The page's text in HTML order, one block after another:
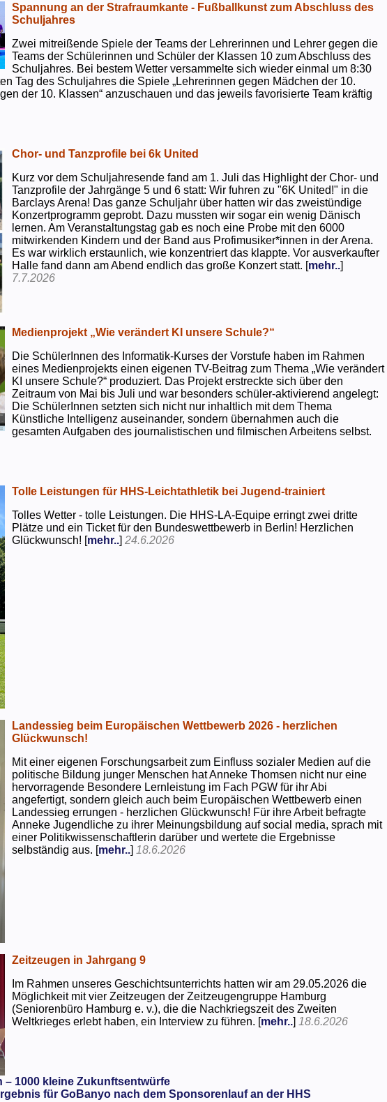
Spannung an der Strafraumkante - Fußballkunst zum Abschluss des
Schuljahres
Zwei mitreißende Spiele der Teams der Lehrerinnen und Lehrer gegen die
Teams der Schülerinnen und Schüler der Klassen 10 zum Abschluss des
Schuljahres. Bei bestem Wetter versammelte sich wieder einmal um 8:30
Tag des Schuljahres die Spiele „Lehrerinnen gegen Mädchen der 10.
der 10. Klassen“ anzuschauen und das jeweils favorisierte Team kräftig
Chor- und Tanzprofile bei 6k United
Kurz vor dem Schuljahresende fand am 1. Juli das Highlight der Chor- und
Tanzprofile der Jahrgänge 5 und 6 statt: Wir fuhren zu "6K United!" in die
Barclays Arena! Das ganze Schuljahr über hatten wir das zweistündige
Konzertprogramm geprobt. Dazu mussten wir sogar ein wenig Dänisch
lernen. Am Veranstaltungstag gab es noch eine Probe mit den 6000
mitwirkenden Kindern und der Band aus Profimusiker*innen in der Arena.
Es war wirklich erstaunlich, wie konzentriert das klappte. Vor ausverkaufter
Halle fand dann am Abend endlich das große Konzert statt. [mehr..]
7.7.2026
Medienprojekt „Wie verändert KI unsere Schule?“
Die SchülerInnen des Informatik-Kurses der Vorstufe haben im Rahmen
eines Medienprojekts einen eigenen TV-Beitrag zum Thema „Wie verändert
KI unsere Schule?“ produziert. Das Projekt erstreckte sich über den
Zeitraum von Mai bis Juli und war besonders schüler-aktivierend angelegt:
Die SchülerInnen setzten sich nicht nur inhaltlich mit dem Thema
Künstliche Intelligenz auseinander, sondern übernahmen auch die
gesamten Aufgaben des journalistischen und filmischen Arbeitens selbst.
Tolle Leistungen für HHS-Leichtathletik bei Jugend-trainiert
Tolles Wetter - tolle Leistungen. Die HHS-LA-Equipe erringt zwei dritte
Plätze und ein Ticket für den Bundeswettbewerb in Berlin! Herzlichen
Glückwunsch! [mehr..]24.6.2026
Landessieg beim Europäischen Wettbewerb 2026 - herzlichen
Glückwunsch!
Mit einer eigenen Forschungsarbeit zum Einfluss sozialer Medien auf die
politische Bildung junger Menschen hat Anneke Thomsen nicht nur eine
hervorragende Besondere Lernleistung im Fach PGW für ihr Abi
angefertigt, sondern gleich auch beim Europäischen Wettbewerb einen
Landessieg errungen - herzlichen Glückwunsch! Für ihre Arbeit befragte
Anneke Jugendliche zu ihrer Meinungsbildung auf social media, sprach mit
einer Politikwissenschaftlerin darüber und wertete die Ergebnisse
selbständig aus. [mehr..] 18.6.2026
Zeitzeugen in Jahrgang 9
Im Rahmen unseres Geschichtsunterrichts hatten wir am 29.05.2026 die
Möglichkeit mit vier Zeitzeugen der Zeitzeugengruppe Hamburg
(Seniorenbüro Hamburg e. v.), die die Nachkriegszeit des Zweiten
Weltkrieges erlebt haben, ein Interview zu führen. [mehr..] 18.6.2026
– 1000 kleine Zukunftsentwürfe
für GoBanyo nach dem Sponsorenlauf an der HHS